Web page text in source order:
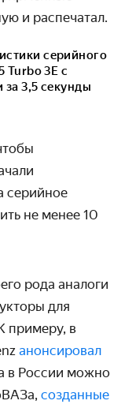
и распечатал.
серийного
Turbo 3E с
за 3,5 секунды
серийное
не менее 10
рода аналоги
для
примеру, в
анонсировал
в России можно
созданные